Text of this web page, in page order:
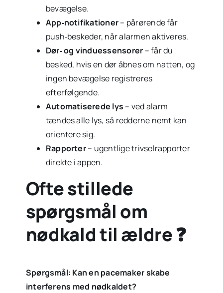
bevægelse.
App‑notifikationer– pårørende får
push‑beskeder, når alarmen aktiveres.
Dør‑ og vinduessensorer – får du
besked, hvis en dør åbnes om natten, og
ingen bevægelse registreres
efterfølgende.
Automatiserede lys – ved alarm
tændes alle lys, så redderne nemt kan
orientere sig.
Rapporter– ugentlige trivselrapporter
direkte i appen.
Ofte stillede
spørgsmål om
nødkald til ældre ❓
Spørgsmål: Kan en pacemaker skabe
interferens med nødkaldet?